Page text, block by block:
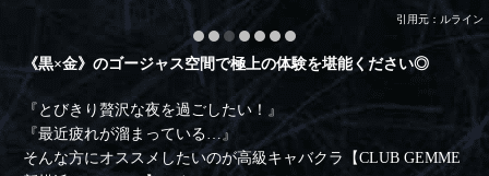
引用元：ルライン
《黒×金》のゴージャス空間で極上の体験を堪能ください◎
『とびきり贅沢な夜を過ごしたい！』
『最近疲れが溜まっている…』
そんな方にオススメしたいのが高級キャバクラ【CLUB GEMME